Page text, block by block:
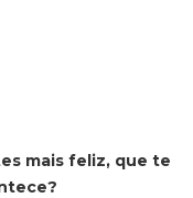
mais feliz, que te